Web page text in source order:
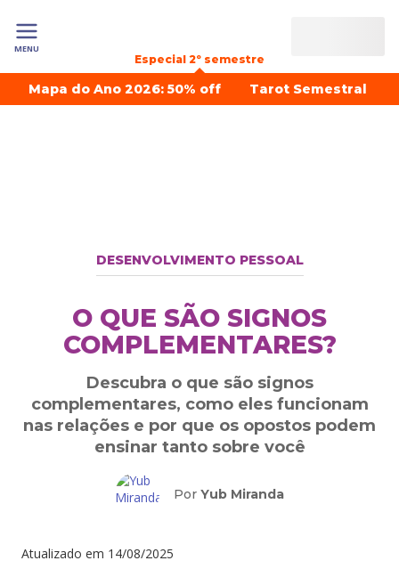
MENU
Especial 2º semestre
Mapa do Ano 2026: 50% off Tarot Semestral
DESENVOLVIMENTO PESSOAL
O QUE SÃO SIGNOS
COMPLEMENTARES?
Descubra o que são signos
complementares, como eles funcionam
nas relações e por que os opostos podem
ensinar tanto sobre você
Por Yub Miranda
Atualizado em 14/08/2025